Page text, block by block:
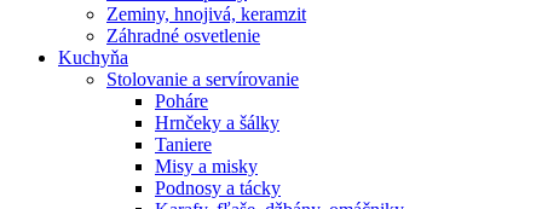
Zeminy, hnojivá, keramzit
Záhradné osvetlenie
Kuchyňa
Stolovanie a servírovanie
Poháre
Hrnčeky a šálky
Taniere
Misy a misky
Podnosy a tácky